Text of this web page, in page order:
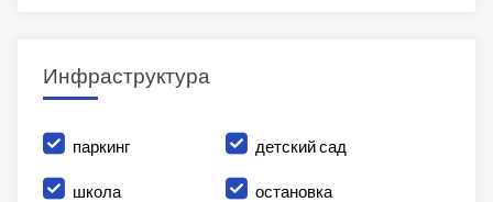
Инфраструктура
паркинг детский сад
школа остановка